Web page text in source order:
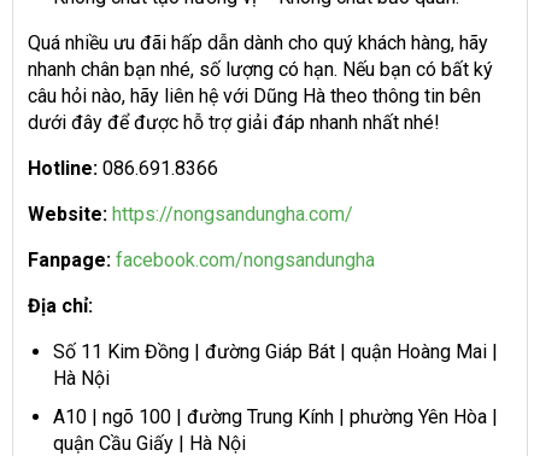
Quá nhiều ưu đãi hấp dẫn dành cho quý khách hàng, hãy
nhanh chân bạn nhé, số lượng có hạn. Nếu bạn có bất ký
câu hỏi nào, hãy liên hệ với Dũng Hà theo thông tin bên
dưới đây để được hỗ trợ giải đáp nhanh nhất nhé!
Hotline: 086.691.8366
Website: https://nongsandungha.com/
Fanpage: facebook.com/nongsandungha
Địa chỉ:
Số 11 Kim Đồng | đường Giáp Bát | quận Hoàng Mai |
Hà Nội
A10 | ngõ 100 | đường Trung Kính | phường Yên Hòa |
quận Cầu Giấy | Hà Nội